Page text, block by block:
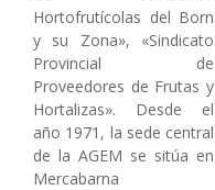
Hortofrutícolas del Born
y su Zona», «Sindicato
Provincial de
Proveedores de Frutas y
Hortalizas». Desde el
año 1971, la sede central
de la AGEM se sitúa en
Mercabarna